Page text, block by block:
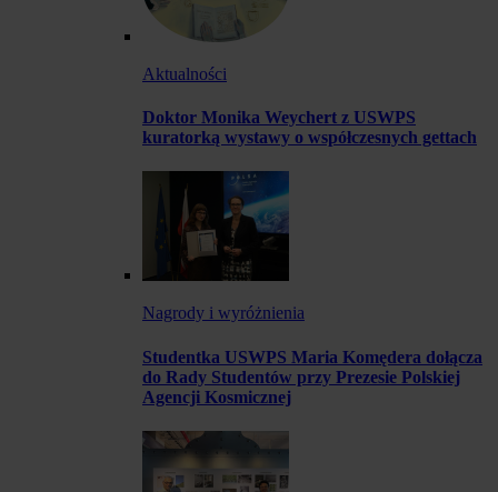
Aktualności
Doktor Monika Weychert z USWPS
kuratorką wystawy o współczesnych gettach
Nagrody i wyróżnienia
Studentka USWPS Maria Komędera dołącza
do Rady Studentów przy Prezesie Polskiej
Agencji Kosmicznej